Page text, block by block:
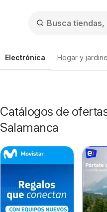
Electrónica Hogar y
Catálogos de
Salamanca